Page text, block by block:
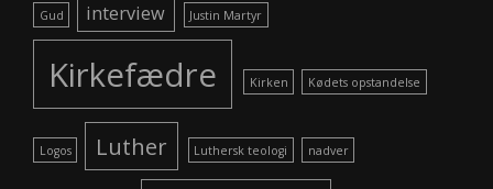
Gud interview Justin Martyr
Kirkefædre Kirken Kødets opstandelse
Logos Luther Luthersk teologi nadver